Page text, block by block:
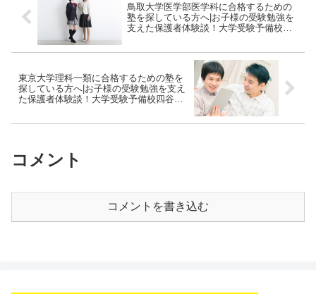
鳥取大学医学部医学科に合格するための
塾を探している方へ|お子様の受験勉強を
支えた保護者体験談！大学受験予備校四
東京大学理科一類に合格するための塾を
探している方へ|お子様の受験勉強を支え
た保護者体験談！大学受験予備校四谷学
コメント
コメントを書き込む